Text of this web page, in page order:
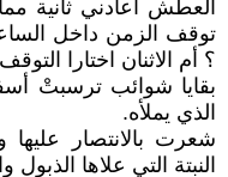
العطش أعادني ثانية
توقف الزمن داخل
؟ أم الاثنان اختارا
بقايا شوائب ترسبتْ
الذي يملأه.
شعرت بالانتصار عليها
النبتة التي علاها الذبول